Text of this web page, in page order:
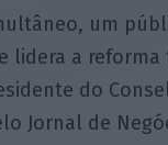
um
lidera a
do
Jornal de